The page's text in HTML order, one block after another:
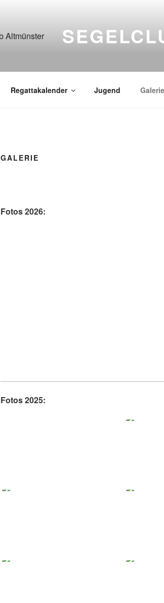
Regattakalender Jugend Galerie
GALERIE
Fotos 2026:
Fotos 2025: